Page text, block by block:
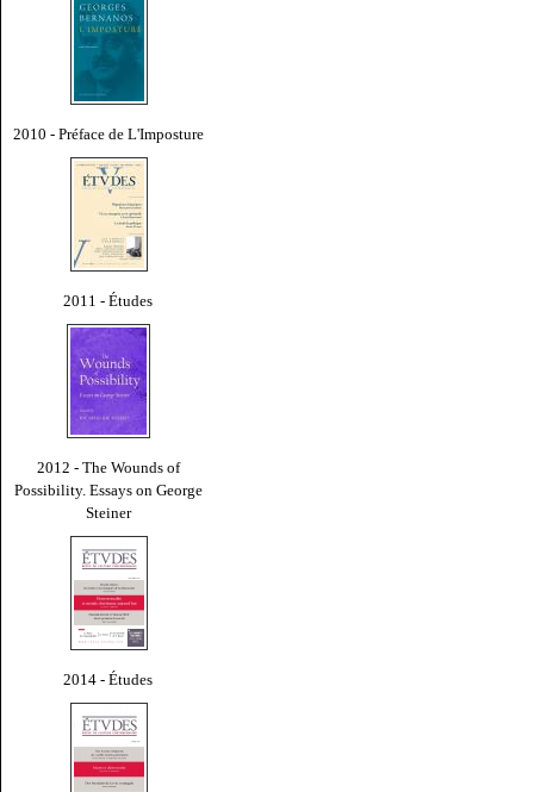
2010 - Préface de L'Imposture
2011 - Études
2012 - The Wounds of
Possibility. Essays on George
Steiner
2014 - Études